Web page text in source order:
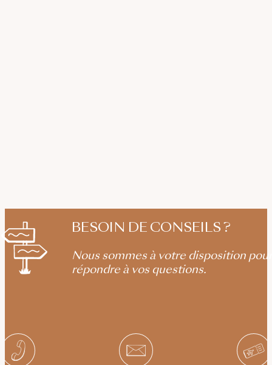
BESOIN DE CONSEILS ?
Nous sommes à votre disposition pour
répondre à vos questions.